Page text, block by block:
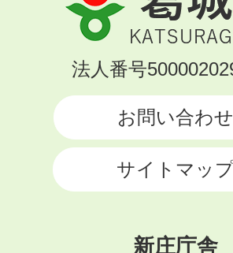
城
市
KATSURAGI
法人番号
お問い合わせ
サイトマッ
新庄庁舎